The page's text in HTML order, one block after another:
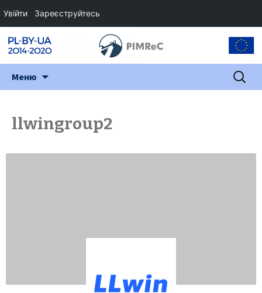
Меню Пошук:
llwingroup2
Увійти Зареєструйтесь